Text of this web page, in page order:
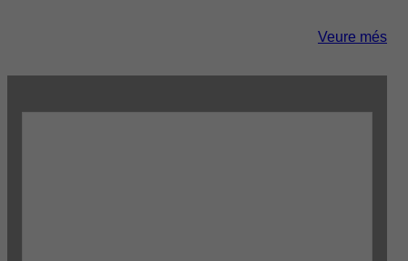
Veure més